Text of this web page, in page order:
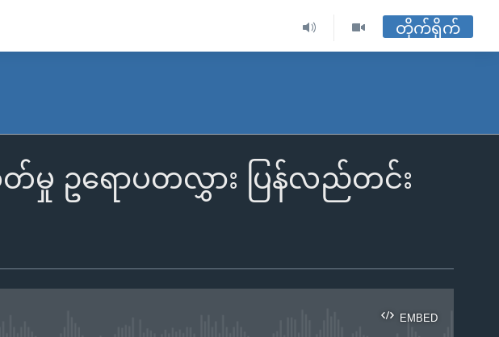
တိုက်ရိုက်
မှု ဥရောပတလွှား ပြန်လည်တင်း
EMBED